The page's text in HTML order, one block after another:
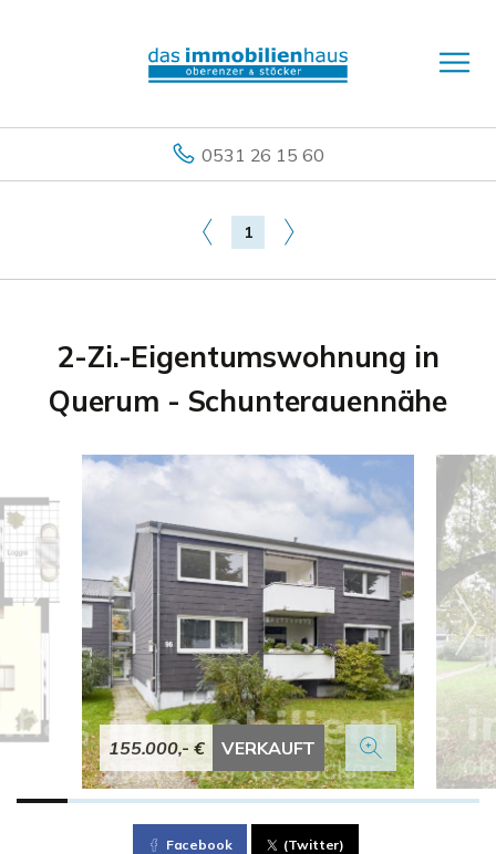
0531 26 15 60
1
2-Zi.-Eigentumswohnung in
Querum - Schunterauennähe
155.000,- € VERKAUFT
Facebook (Twitter)